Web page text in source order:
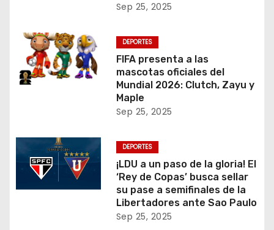
Sep 25, 2025
DEPORTES
FIFA presenta a las
mascotas oficiales del
Mundial 2026: Clutch, Zayu y
Maple
Sep 25, 2025
DEPORTES
¡LDU a un paso de la gloria! El
‘Rey de Copas’ busca sellar
su pase a semifinales de la
Libertadores ante Sao Paulo
Sep 25, 2025